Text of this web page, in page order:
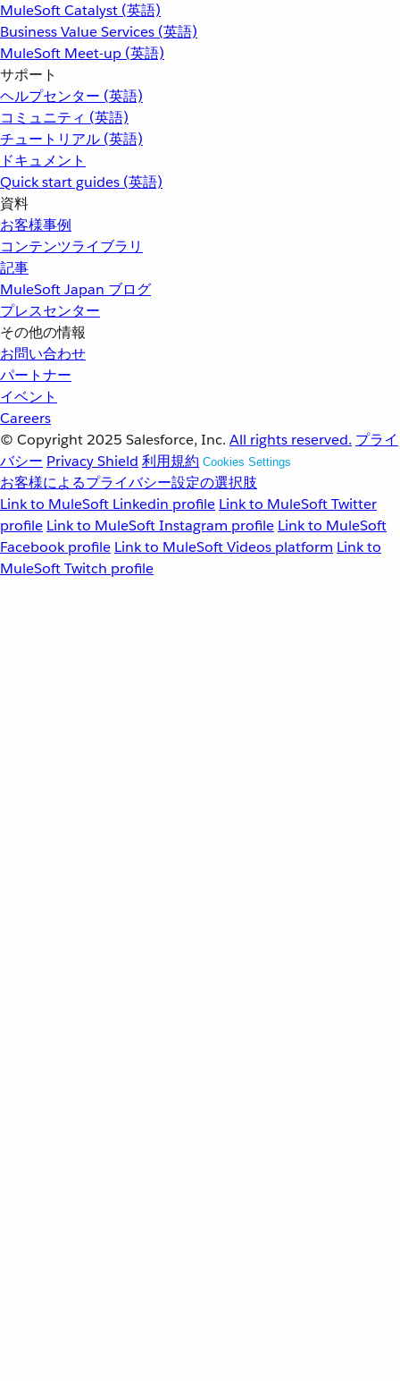
MuleSoft Catalyst (英語)
Business Value Services (英語)
MuleSoft Meet-up (英語)
サポート
ヘルプセンター (英語)
コミュニティ (英語)
チュートリアル (英語)
ドキュメント
Quick start guides (英語)
資料
お客様事例
コンテンツライブラリ
記事
MuleSoft Japan ブログ
プレスセンター
その他の情報
お問い合わせ
パートナー
イベント
Careers
© Copyright 2025 Salesforce, Inc. All rights reserved. プライ
バシー Privacy Shield 利用規約 Cookies Settings
お客様によるプライバシー設定の選択肢
Link to MuleSoft Linkedin profile Link to MuleSoft Twitter
profile Link to MuleSoft Instagram profile Link to MuleSoft
Facebook profile Link to MuleSoft Videos platform Link to
MuleSoft Twitch profile